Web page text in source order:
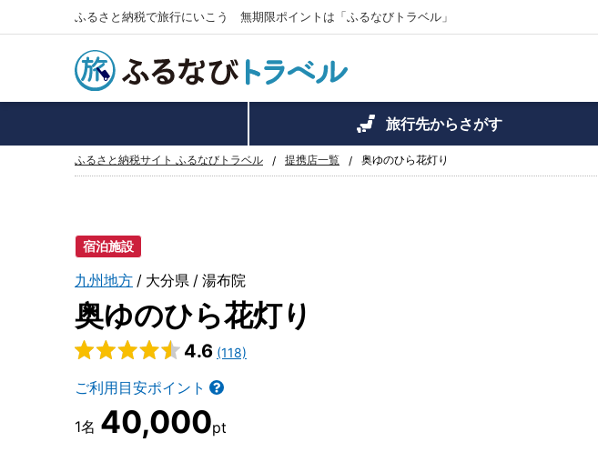
ふるさと納税で旅行にいこう 無期限ポイントは「ふるなびトラベル」
旅行先からさがす
ふるさと納税サイト ふるなびトラベル 提携店一覧 奥ゆのひら花灯り
宿泊施設
九州地方 大分県 湯布院
奥ゆのひら花灯り
4.6 (118)
ご利用目安ポイント
40,000